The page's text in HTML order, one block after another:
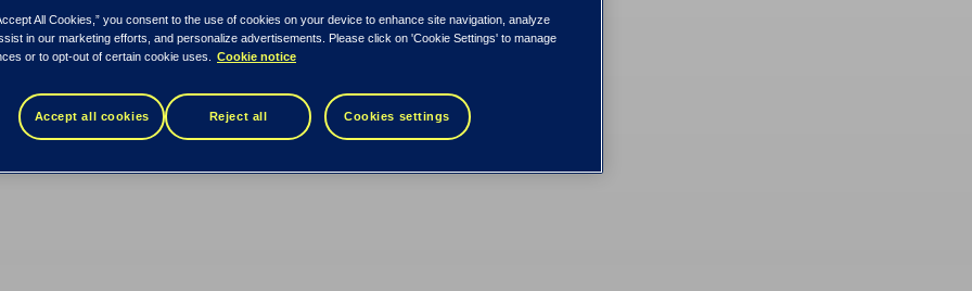
All Cookies,” you consent to the use of cookies on your device to enhance site navigation, analyze
in our marketing efforts, and personalize advertisements. Please click on 'Cookie Settings' to manage
or to opt-out of certain cookie uses.
Cookie notice
Accept all cookies Reject all Cookies settings